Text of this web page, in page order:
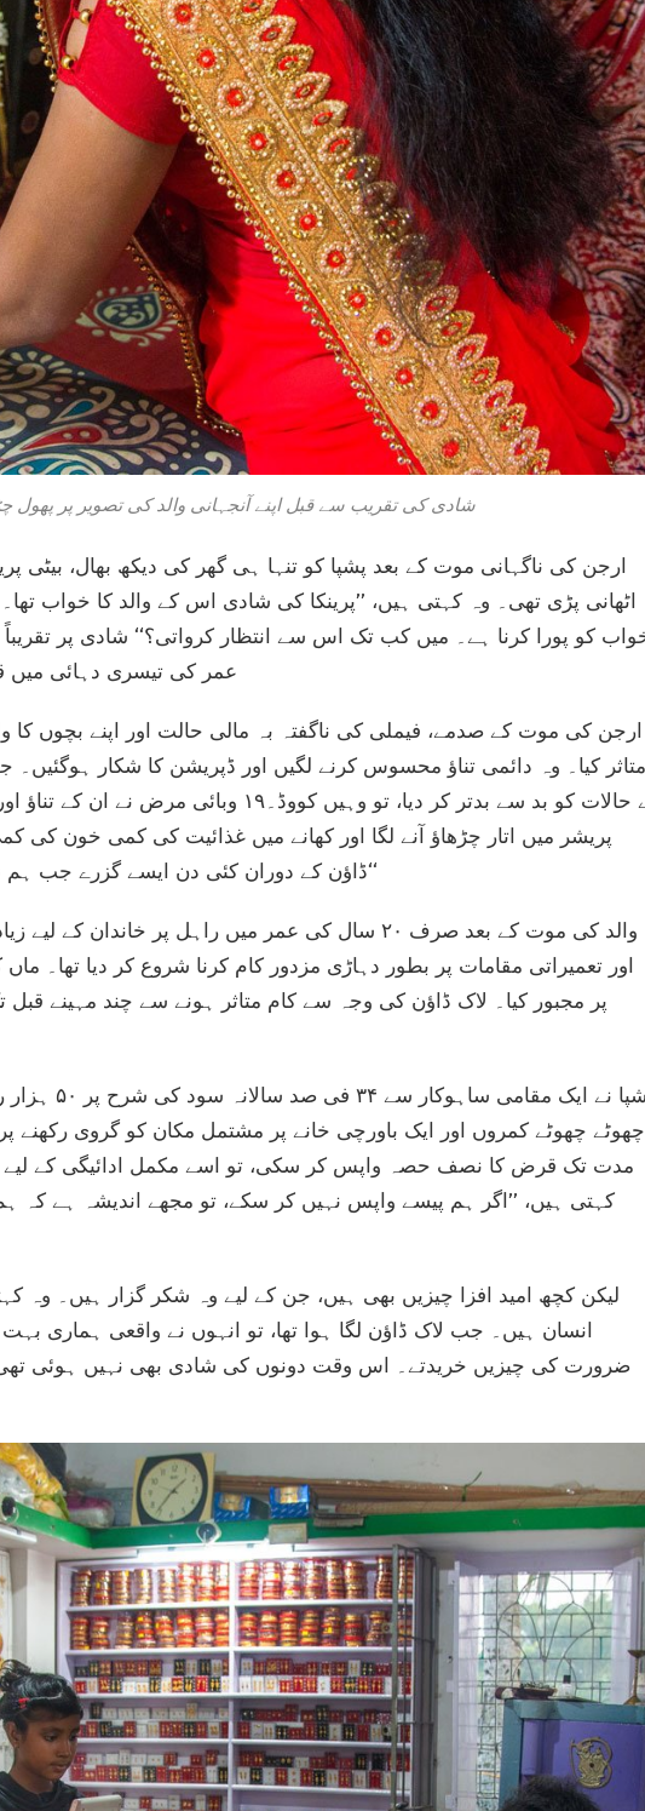
شادی کی تقریب سے قبل اپنے آنجہانی والد کی تصویر پر پھول
ارجن کی ناگہانی موت کے بعد پشپا کو تنہا ہی گھر کی دیکھ بھال، بیٹی
اٹھانی پڑی تھی۔ وہ کہتی ہیں، ’’پرینکا کی شادی اس کے والد کا خواب
عمر کی تیسری دہائی میں
ارجن کی موت کے صدمے، فیملی کی ناگفتہ بہ مالی حالت اور اپنے بچوں
نے حالات کو بد سے بدتر کر دیا، تو وہیں
پریشر میں اتار چڑھاؤ آنے لگا اور کھانے میں غذائیت کی کمی خون کی
ڈاؤن کے دوران کئی دن ایسے گزرے جب ہم نے ٹھیک ڈھنگ سے کھانا بھی نہیں کھایا تھا۔‘‘
والد کی موت کے بعد صرف ۲۰ سال کی عمر میں راہل پر
اور تعمیراتی مقامات پر بطور دہاڑی مزدور کام کرنا شروع کر دیا تھا۔
پشپا نے
چھوٹے چھوٹے کمروں اور ایک باورچی خانے پر مشتمل مکان کو گروی رکھنے
مدت تک قرض کا نصف حصہ واپس کر سکی، تو اسے مکمل ادائیگی کے لیے
کہتی ہیں، ’’اگر ہم پیسے واپس نہیں کر سکے، تو مجھے اندیشہ ہے کہ
لیکن کچھ امید افزا چیزیں بھی ہیں، جن کے لیے وہ شکر گزار ہیں۔ وہ
انسان ہیں۔ جب لاک ڈاؤن لگا ہوا تھا، تو انہوں نے واقعی ہماری
ضرورت کی چیزیں خریدتے۔ اس وقت دونوں کی شادی بھی نہیں ہوئی